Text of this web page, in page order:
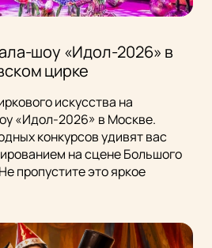
шоу «Идол-2026» в
цирке
искусства на
«Идол-2026» в Москве.
конкурсов удивят вас
на сцене Большого
пропустите это яркое